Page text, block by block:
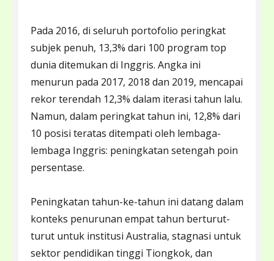
Pada 2016, di seluruh portofolio peringkat
subjek penuh, 13,3% dari 100 program top
dunia ditemukan di Inggris. Angka ini
menurun pada 2017, 2018 dan 2019, mencapai
rekor terendah 12,3% dalam iterasi tahun lalu.
Namun, dalam peringkat tahun ini, 12,8% dari
10 posisi teratas ditempati oleh lembaga-
lembaga Inggris: peningkatan setengah poin
persentase.
Peningkatan tahun-ke-tahun ini datang dalam
konteks penurunan empat tahun berturut-
turut untuk institusi Australia, stagnasi untuk
sektor pendidikan tinggi Tiongkok, dan